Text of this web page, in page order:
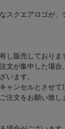
スクエアロゴが
し販売しておりま
文が集中した場
います。
ャンセルとさせ
注文をお願い致し